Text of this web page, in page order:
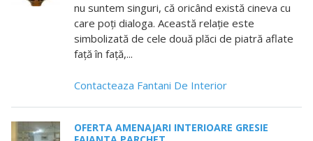
nu suntem singuri, că oricând există cineva cu
care poţi dialoga. Această relaţie este
simbolizată de cele două plăci de piatră aflate
faţă în faţă,...
Contacteaza Fantani De Interior
OFERTA AMENAJARI INTERIOARE GRESIE